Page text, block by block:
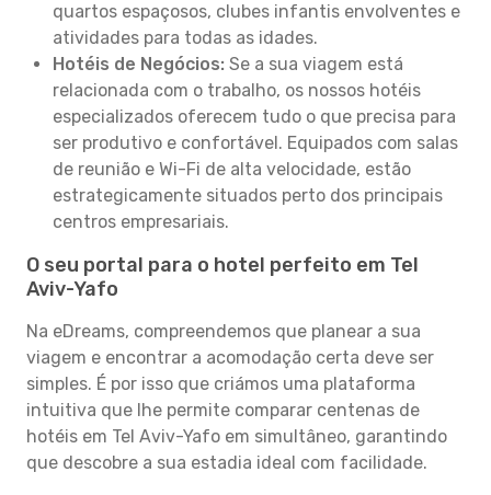
quartos espaçosos, clubes infantis envolventes e
atividades para todas as idades.
Hotéis de Negócios: Se a sua viagem está
relacionada com o trabalho, os nossos hotéis
especializados oferecem tudo o que precisa para
ser produtivo e confortável. Equipados com salas
de reunião e Wi-Fi de alta velocidade, estão
estrategicamente situados perto dos principais
centros empresariais.
O seu portal para o hotel perfeito em Tel
Aviv-Yafo
Na eDreams, compreendemos que planear a sua
viagem e encontrar a acomodação certa deve ser
simples. É por isso que criámos uma plataforma
intuitiva que lhe permite comparar centenas de
hotéis em Tel Aviv-Yafo em simultâneo, garantindo
que descobre a sua estadia ideal com facilidade.